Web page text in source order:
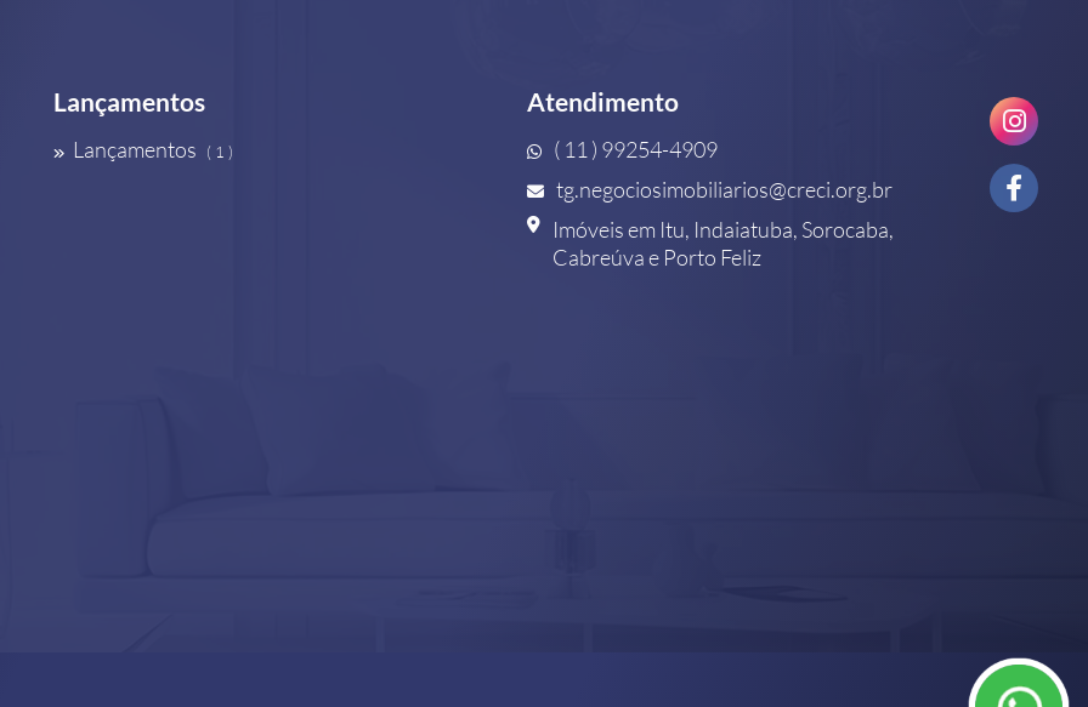
Lançamentos
Lançamentos ( 1 )
Atendimento
( 11 ) 99254-4909
tg.negociosimobiliarios@creci.org.br
Imóveis em Itu, Indaiatuba, Sorocaba,
Cabreúva e Porto Feliz